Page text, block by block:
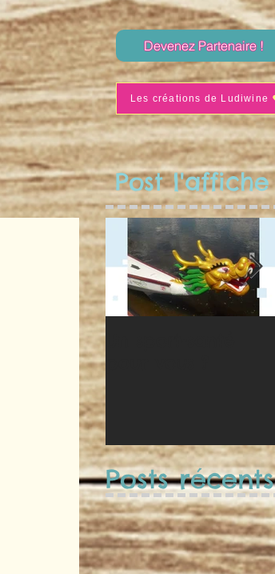
Devenez Partenaire !
Les créations de Ludiwine
Post l'affiche
Posts récents